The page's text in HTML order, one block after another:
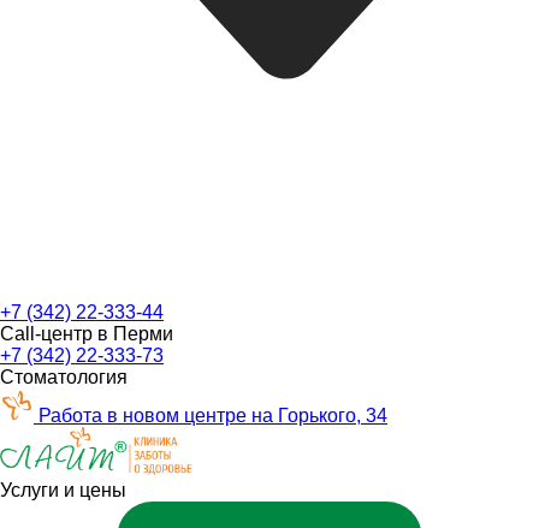
+7 (342) 22-333-44
Call-центр в Перми
+7 (342) 22-333-73
Стоматология
Работа в новом центре на Горького, 34
Услуги и цены